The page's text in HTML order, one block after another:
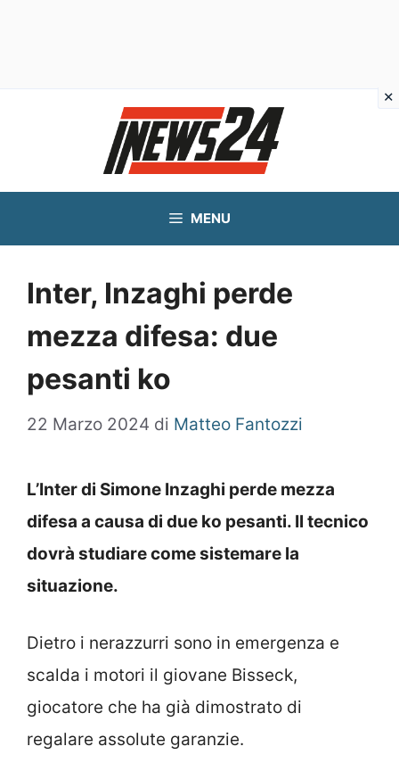
MENU
Inter, Inzaghi perde
mezza difesa: due
pesanti ko
22 Marzo 2024 di Matteo Fantozzi
L’Inter di Simone Inzaghi perde mezza
difesa a causa di due ko pesanti. Il tecnico
dovrà studiare come sistemare la
situazione.
Dietro i nerazzurri sono in emergenza e
scalda i motori il giovane Bisseck,
giocatore che ha già dimostrato di
regalare assolute garanzie.